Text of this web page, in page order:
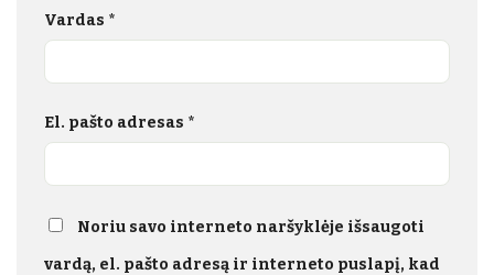
Vardas *
El. pašto adresas *
Noriu savo interneto naršyklėje išsaugoti
vardą, el. pašto adresą ir interneto puslapį, kad